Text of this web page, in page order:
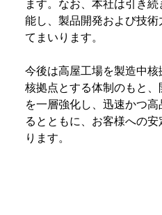
ます。なお、本社は引き
能し、製品開発および技
てまいります。
今後は高屋工場を製造中
核拠点とする体制のもと
を一層強化し、迅速かつ
るとともに、お客様への
ります。